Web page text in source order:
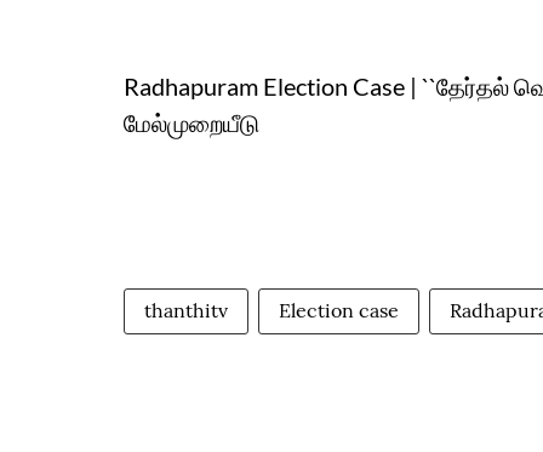
Radhapuram Election Case | ``தேர்தல்
மேல்முறையீடு
thanthitv Election case